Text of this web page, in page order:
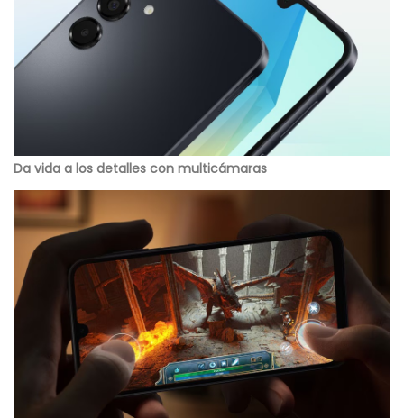
Da vida a los detalles con multicámaras